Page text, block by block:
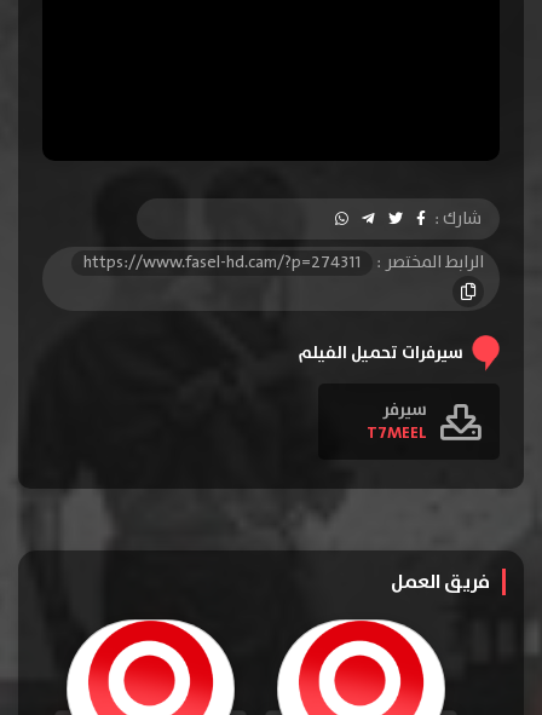
شارك :
الرابط المختصر :
https://www.fasel-hd.cam/?p=274311
سيرفرات تحميل الفيلم
سيرفر
T7MEEL
فريق العمل